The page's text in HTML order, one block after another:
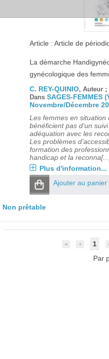
Article : Article de
La démarche
gynécologique des
C. REY-QUINIO, Auteur ;
Dans SAGES-FEMMES
Novembre/Décembre
Les femmes en situation
bénéficient pas d’un
adéquation avec les
Les problèmes
formation des
handicap et la
Plus d'information...
Ajouter au panier
Non prêtable
1
Par